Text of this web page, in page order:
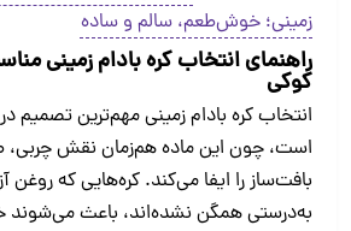
زمینی؛ خوش‌طعم، سالم و ساده
راهنمای انتخاب کره بادام زمینی
کوکی
انتخاب کره بادام زمینی مهم‌ترین تصمیم
است، چون این ماده هم‌زمان نقش چربی،
بافت‌ساز را ایفا می‌کند. کره‌هایی که روغن
به‌درستی همگن نشده‌اند، باعث می‌شوند